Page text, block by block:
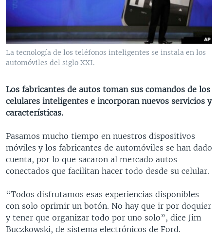
VENEZUELA
BRASIL
NICARAGUA
ECONOMÍA
ENTRETENIMIENTO Y CULTURA
TECNOLOGÍA
DEPORTES
MULTIMEDIA
VIDEOS
FOTOGRAFÍA
AUDIOS
PROGRAMAS TV
EL MUNDO AL DÍA
FORO INTERAMERICANO
LAS CLAVES
PANORAMA
RADIO
AVANCE INFORMATIVO
BUENOS DÍAS AMÉRICA
ESTADOS UNIDOS AL DÍA
FORO [RADIO]
DEPORTIVO INTERNACIONAL
DIRECT
Learning English
Idiomas
La tecnología de los teléfonos inteligentes se instala en los
automóviles del siglo XXI.
Los fabricantes de autos toman sus comandos de los
celulares inteligentes e incorporan nuevos servicios y
características.
Pasamos mucho tiempo en nuestros dispositivos
móviles y los fabricantes de automóviles se han dado
cuenta, por lo que sacaron al mercado autos
conectados que facilitan hacer todo desde su celular.
“Todos disfrutamos esas experiencias disponibles
con solo oprimir un botón. No hay que ir por doquier
y tener que organizar todo por uno solo”, dice Jim
Buczkowski, de sistema electrónicos de Ford.